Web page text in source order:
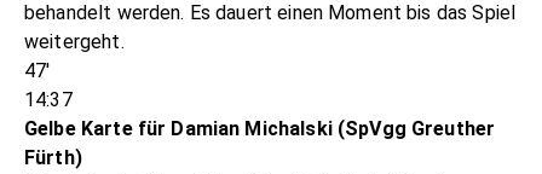
behandelt werden. Es dauert einen Moment bis das Spiel
weitergeht.
47'
14:37
Gelbe Karte für Damian Michalski (SpVgg Greuther
Fürth)